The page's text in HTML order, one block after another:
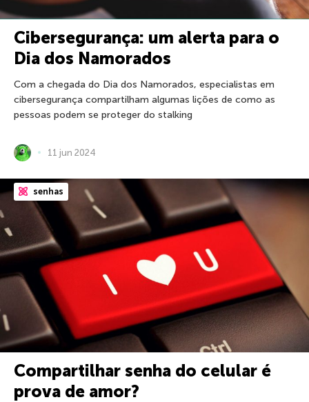
Cibersegurança: um alerta para o
Dia dos Namorados
Com a chegada do Dia dos Namorados, especialistas em
cibersegurança compartilham algumas lições de como as
pessoas podem se proteger do stalking
11 jun 2024
senhas
Compartilhar senha do celular é
prova de amor?